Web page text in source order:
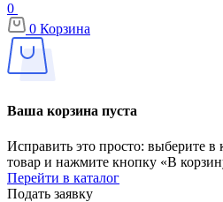
0
0 Корзина
Ваша корзина пуста
Исправить это просто: выберите в
товар и нажмите кнопку «В
Перейти в каталог
Подать заявку